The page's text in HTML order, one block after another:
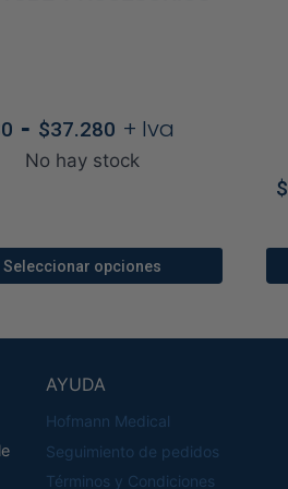
0 - $37.280 Rango
de
$0
hasta
+ Iva
No hay stock
Seleccionar opciones
múltiples
variantes.
Las
opciones
$
AYUDA
Hofmann Medical
Seguimiento de pedidos
Términos y Condiciones